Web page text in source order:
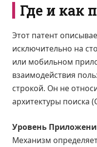
Где и как
Этот патент
исключительно на
или мобильном
взаимодействия
строкой. Он не
архитектуры поиска
Уровень
Механизм